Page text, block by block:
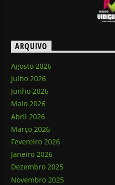
ARQUIVO
Agosto 2026
Julho 2026
Junho 2026
Maio 2026
Abril 2026
Março 2026
Fevereiro 2026
Janeiro 2026
Dezembro 2025
Novembro 2025